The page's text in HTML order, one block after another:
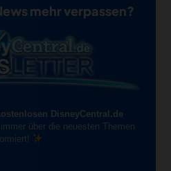
mehr verpassen?
DisneyCentral.de
über die neuesten Themen